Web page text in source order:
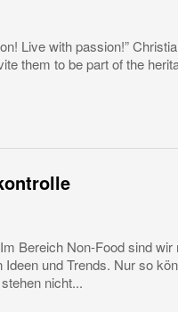
Live with passion!”
them to be part of the
Bereich Non-Food sind wir
und Trends. Nur so
nicht...